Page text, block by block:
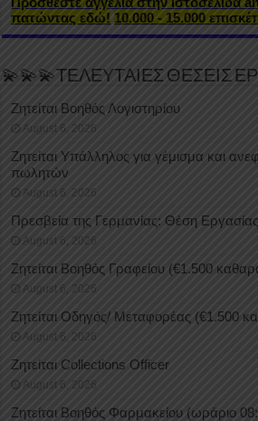
πατώντας εδώ! 10.000 - 15.000
💫💫💫ΤΕΛΕΥΤΑΙΕΣ ΘΕΣΕΙΣ
Ζητείται Βοηθός Λογιστηρίου
August 6, 2026
Ζητείται Υπάλληλος για γέμισμα και
πωλητών
August 6, 2026
Πρεσβεία της Γερμανίας: Θέση Εργασίας
August 6, 2026
Ζητείται Βοηθός Γραφείου (€1.500
August 6, 2026
Ζητείται Οδηγός/ Μεταφορέας (€1.500
August 6, 2026
Ζητείται Collections Officer
August 6, 2026
Ζητείται Βοηθός Φαρμακείου (ωράριο